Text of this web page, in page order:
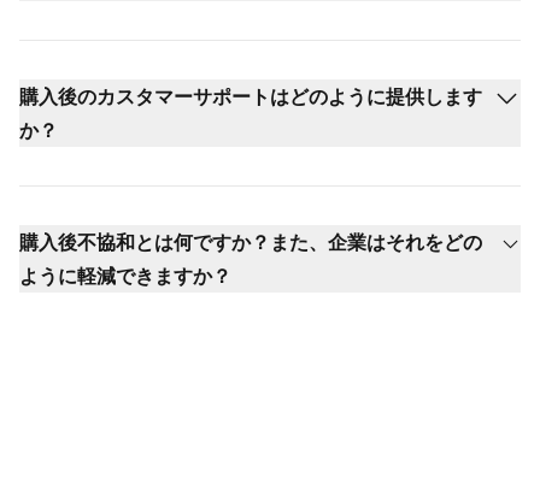
購入後のカスタマーサポートはどのように提供します
か？
購入後不協和とは何ですか？また、企業はそれをどの
ように軽減できますか？